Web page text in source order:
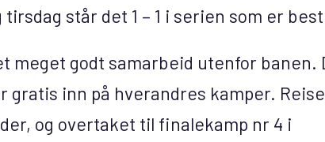
står det 1 – 1 i serien som er best
meget godt samarbeid utenfor banen.
inn på hverandres kamper.
og overtaket til finalekamp nr 4 i